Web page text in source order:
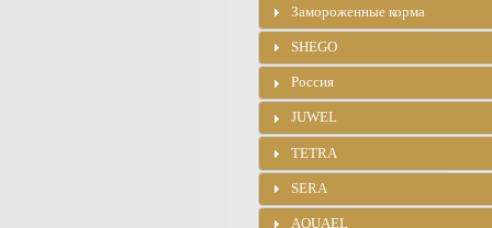
Замороженные корма
SHEGO
Россия
JUWEL
TETRA
SERA
AQUAEL